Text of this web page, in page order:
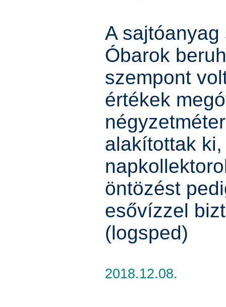
A
Óbarok
szempont
értékek
alakítottak
öntözést
esővízzel
(logsped)
2018.12.08.